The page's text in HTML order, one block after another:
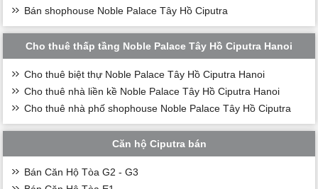
Bán shophouse Noble Palace Tây Hồ Ciputra
Cho thuê thấp tầng Noble Palace Tây Hồ Ciputra Hanoi
Cho thuê biệt thự Noble Palace Tây Hồ Ciputra Hanoi
Cho thuê nhà liền kề Noble Palace Tây Hồ Ciputra Hanoi
Cho thuê nhà phố shophouse Noble Palace Tây Hồ Ciputra
Căn hộ Ciputra bán
Bán Căn Hộ Tòa G2 - G3